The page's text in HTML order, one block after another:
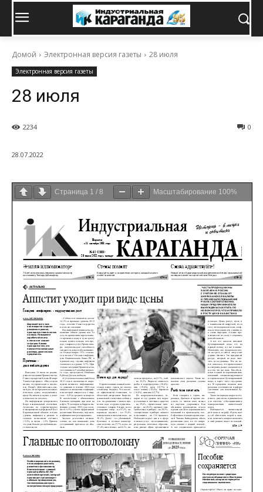
Домой Электронная версия газеты 28 июля
Электронная версия газеты
28 июля
0
2234
28.07.2022
Страница 1 / 8 Масштабирование 100%